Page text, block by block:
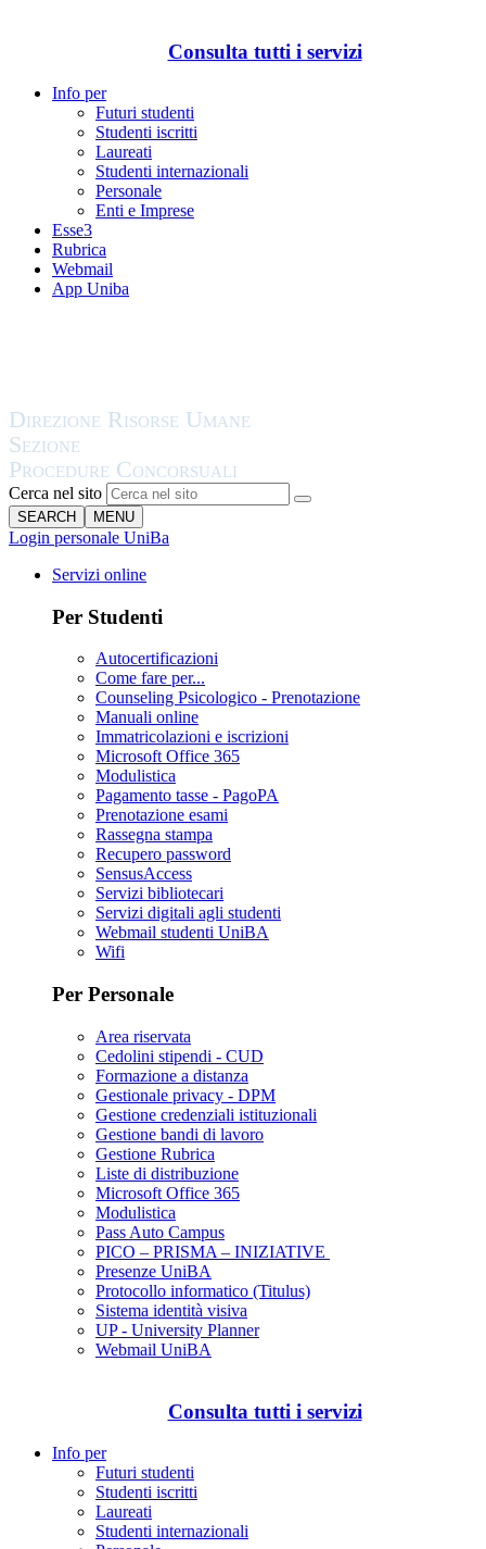
Consulta tutti i servizi
Info per
Futuri studenti
Studenti iscritti
Laureati
Studenti internazionali
Personale
Enti e Imprese
Esse3
Rubrica
Webmail
App Uniba
Cerca nel sito
SEARCH MENU
Login personale UniBa
Servizi online
Per Studenti
Autocertificazioni
Come fare per...
Counseling Psicologico - Prenotazione
Manuali online
Immatricolazioni e iscrizioni
Microsoft Office 365
Modulistica
Pagamento tasse - PagoPA
Prenotazione esami
Rassegna stampa
Recupero password
SensusAccess
Servizi bibliotecari
Servizi digitali agli studenti
Webmail studenti UniBA
Wifi
Per Personale
Area riservata
Cedolini stipendi - CUD
Formazione a distanza
Gestionale privacy - DPM
Gestione credenziali istituzionali
Gestione bandi di lavoro
Gestione Rubrica
Liste di distribuzione
Microsoft Office 365
Modulistica
Pass Auto Campus
PICO – PRISMA – INIZIATIVE
Presenze UniBA
Protocollo informatico (Titulus)
Sistema identità visiva
UP - University Planner
Webmail UniBA
Consulta tutti i servizi
Info per
Futuri studenti
Studenti iscritti
Laureati
Studenti internazionali